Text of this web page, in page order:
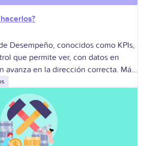
Desempeño, conocidos como KPIs,
que permite ver, con datos en
avanza en la dirección correcta. Más